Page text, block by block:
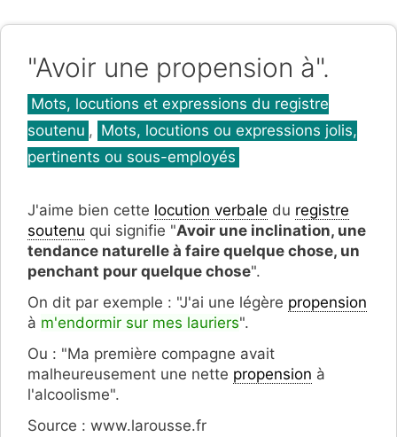
"Avoir une propension à".
Catégories
Mots, locutions et expressions du registre
soutenu , Mots, locutions ou expressions jolis,
pertinents ou sous-employés
J'aime bien cette locution verbale du registre
soutenu qui signifie "Avoir une inclination, une
tendance naturelle à faire quelque chose, un
penchant pour quelque chose".
On dit par exemple : "J'ai une légère propension
à m'endormir sur mes lauriers".
Ou : "Ma première compagne avait
malheureusement une nette propension à
l'alcoolisme".
Source : www.larousse.fr